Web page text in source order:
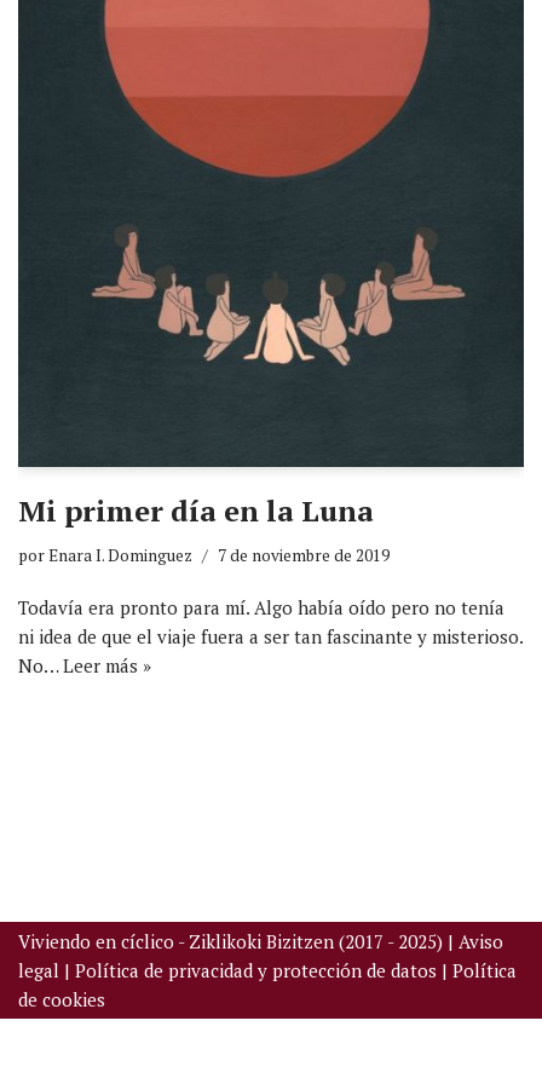
Mi primer día en la Luna
porEnara I. Dominguez 7 de noviembre de 2019
Todavía era pronto para mí. Algo había oído pero no tenía
ni idea de que el viaje fuera a ser tan fascinante y misterioso.
No…Leer más »
Viviendo en cíclico - Ziklikoki Bizitzen (2017 - 2025) | Aviso
legal | Política de privacidad y protección de datos | Política
de cookies